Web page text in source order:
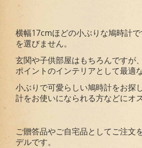
横幅17cmほどの小ぶりな鳩時計
を選びません。
玄関や子供部屋はもちろんですが
ポイントのインテリアとして最適
小ぶりで可愛らしい鳩時計をお探
計をお使いになられる方などにオ
ご贈答品やご自宅品としてご注文
デルです。